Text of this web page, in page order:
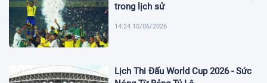
trong lịch sử
14:24 10/06/2026
Lịch Thi Đấu World Cup 2026 - Sức